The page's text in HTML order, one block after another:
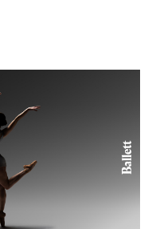
Ballett